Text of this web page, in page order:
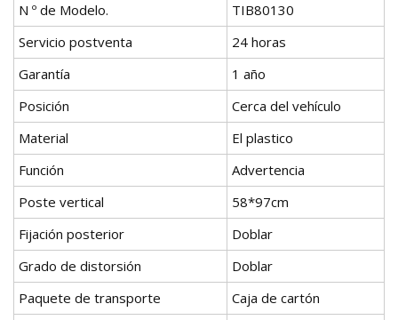
N º de Modelo.
TIB80130
Servicio postventa
24 horas
Garantía
1 año
Posición
Cerca del vehículo
Material
El plastico
Función
Advertencia
Poste vertical
58*97cm
Fijación posterior
Doblar
Grado de distorsión
Doblar
Paquete de transporte
Caja de cartón